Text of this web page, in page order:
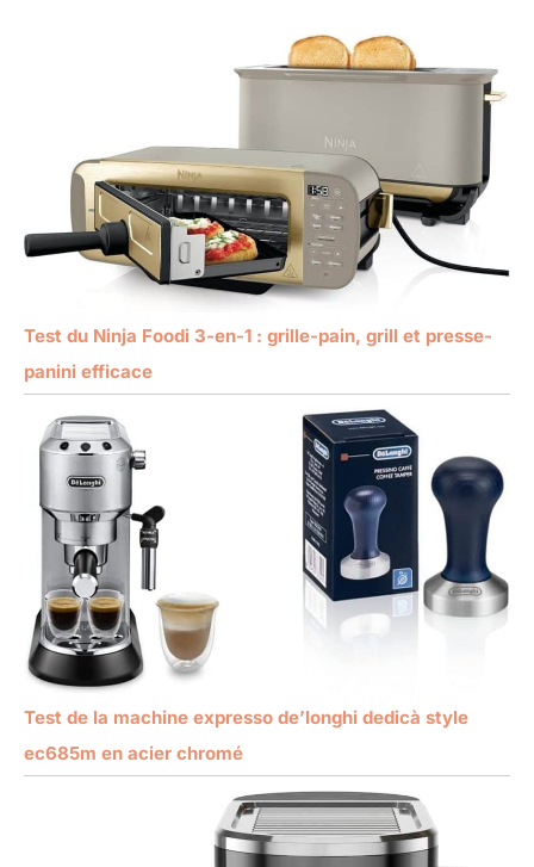
Test du Ninja Foodi 3-en-1 : grille-pain, grill et presse-
panini efficace
Test de la machine expresso de’longhi dedicà style
ec685m en acier chromé